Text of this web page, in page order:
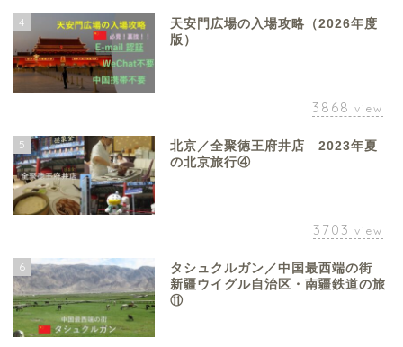
4
天安門広場の入場攻略（2026年度
版）
3868 view
5
北京／全聚徳王府井店 2023年夏
の北京旅行④
3703 view
6
タシュクルガン／中国最西端の街
新疆ウイグル自治区・南疆鉄道の旅
⑪